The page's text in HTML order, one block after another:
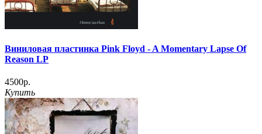
Виниловая пластинка Pink Floyd - A Momentary Lapse Of
Reason LP
4500р.
Купить